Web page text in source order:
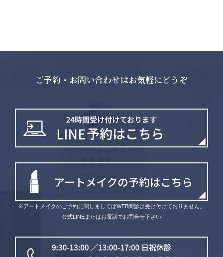
ご予約・お問い合わせはお気軽にどうぞ
※アートメイクのご予約に関しましてはWEB問診は受け付けておりません。
公式LINEまたはお電話でお問合せ下さい